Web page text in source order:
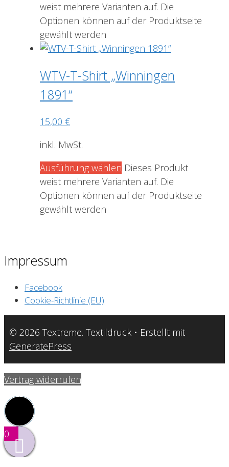
weist mehrere Varianten auf. Die
Optionen können auf der Produktseite
gewählt werden
WTV-T-Shirt „Winningen
1891“
15,00 €
inkl. MwSt.
Ausführung wählen Dieses Produkt
weist mehrere Varianten auf. Die
Optionen können auf der Produktseite
gewählt werden
Impressum
Facebook
Cookie-Richtlinie (EU)
© 2026 Textreme. Textildruck • Erstellt mit
GeneratePress
Vertrag widerrufen
0